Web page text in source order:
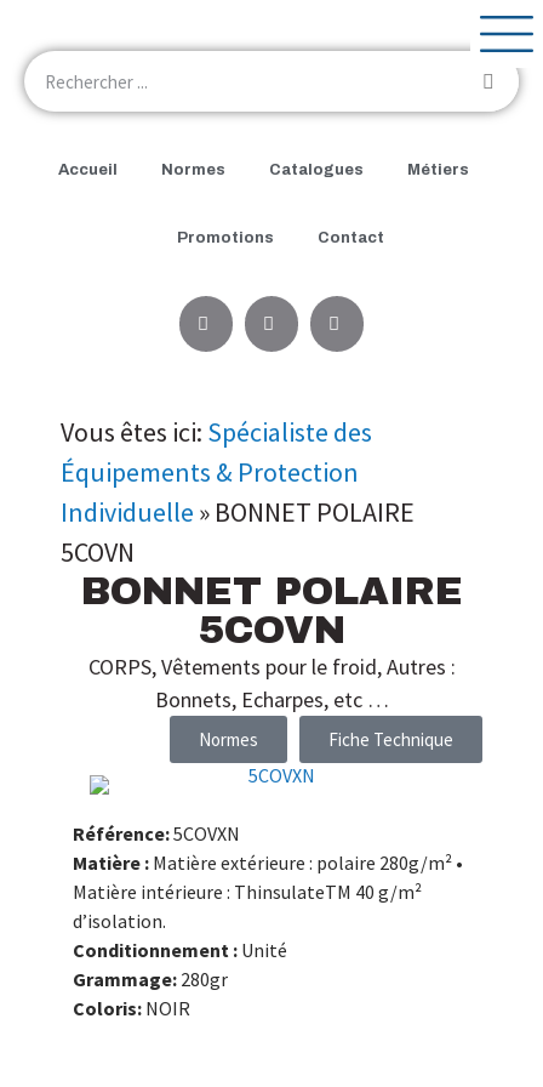
Accueil Normes Catalogues Métiers
Promotions Contact
Vous êtes ici: Spécialiste des
Équipements & Protection
Individuelle » BONNET POLAIRE
5COVN
BONNET POLAIRE
5COVN
CORPS,Vêtements pour le froid,Autres :
Bonnets, Echarpes, etc …
Normes Fiche Technique
Référence:5COVXN
Matière : Matière extérieure : polaire 280g/m² •
Matière intérieure : ThinsulateTM 40 g/m²
d’isolation.
Conditionnement : Unité
Grammage: 280gr
Coloris: NOIR